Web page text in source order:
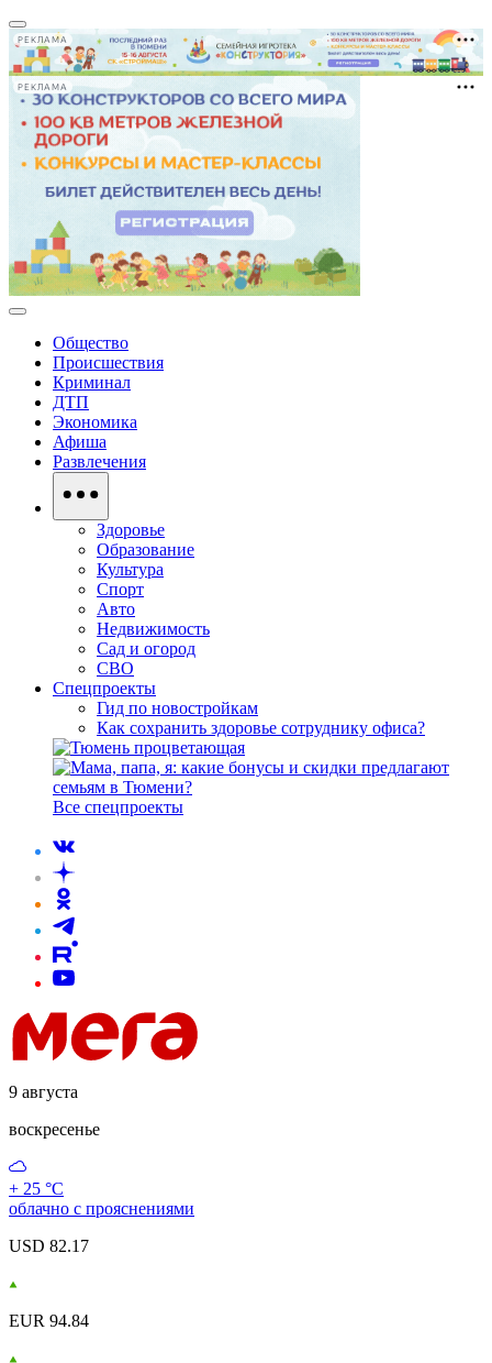
РЕКЛАМА
РЕКЛАМА
Общество
Происшествия
Криминал
ДТП
Экономика
Афиша
Развлечения
Здоровье
Образование
Культура
Спорт
Авто
Недвижимость
Сад и огород
СВО
Спецпроекты
Гид по новостройкам
Как сохранить здоровье сотруднику офиса?
Все спецпроекты
9 августа
воскресенье
+ 25 °С
облачно с прояснениями
USD 82.17
EUR 94.84